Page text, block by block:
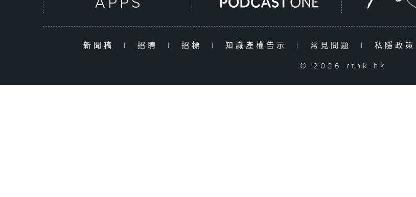
新聞稿 | 招聘 | 招標 | 知識產權告示 | 常見問題 | 私隱政策
© 2026 rthk.hk